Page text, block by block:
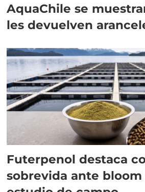
AquaChile se
les devuelven
Futerpenol destaca
sobrevida ante bloom